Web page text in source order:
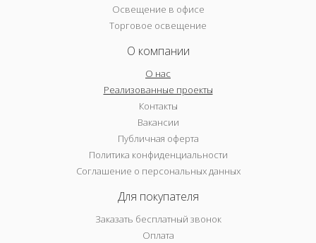
Освещение в офисе
Торговое освещение
О компании
О нас
Реализованные проекты
Контакты
Вакансии
Публичная оферта
Политика конфиденциальности
Соглашение о персональных данных
Для покупателя
Заказать бесплатный звонок
Оплата